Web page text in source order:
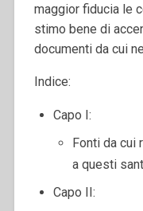
maggior fiducia le
stimo bene di
documenti da cui
Indice:
Capo I:
Fonti da cui
a questi
Capo II: